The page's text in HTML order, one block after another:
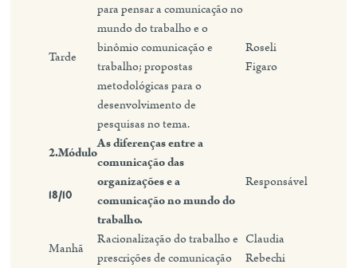
Tarde
para pensar a comunicação no
mundo do trabalho e o
binômio comunicação e
trabalho; propostas
metodológicas para o
desenvolvimento de
pesquisas no tema.
Roseli
Figaro
2.Módulo
18/10
As diferenças entre a
comunicação das
organizações e a
comunicação no mundo do
trabalho.
Responsável
Manhã
Racionalização do trabalho e
prescrições de comunicação
Claudia
Rebechi